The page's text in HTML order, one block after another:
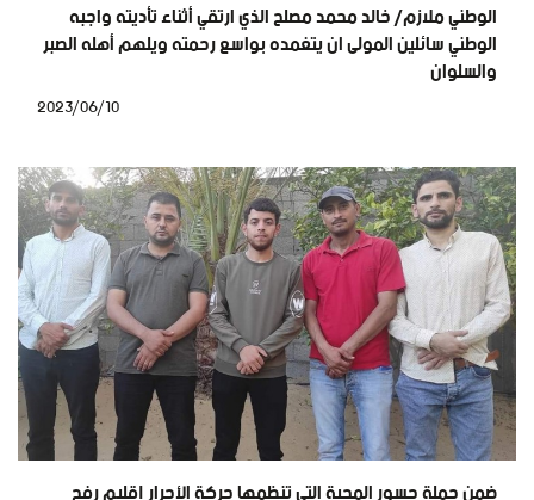
الوطني ملازم/ خالد محمد مصلح الذي ارتقي أثناء تأديته واجبه
الوطني سائلين المولى ان يتغمده بواسع رحمته ويلهم أهله الصبر
والسلوان
ضمن حملة جسور المحبة التي تنظمها حركة الأحرار إقليم رفح